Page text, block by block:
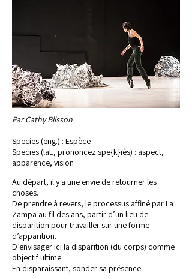
Par Cathy Blisson
Species (eng.) : Espèce
Species (lat., prononcez spe{k}iès) : aspect,
apparence, vision
Au départ, il y a une envie de retourner les
choses.
De prendre à revers, le processus affiné par La
Zampa au fil des ans, partir d’un lieu de
disparition pour travailler sur une forme
d’apparition.
D’envisager ici la disparition (du corps) comme
objectif ultime.
En disparaissant, sonder sa présence.